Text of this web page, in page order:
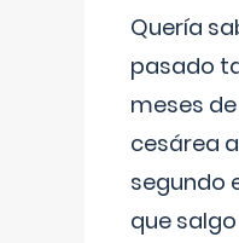
Quería
pasado
meses
cesárea
segundo
que